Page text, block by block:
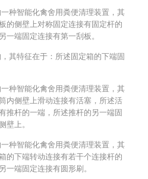
种智能化禽舍用粪便清理装置，其
的侧壁上对称固定连接有固定杆的
一端固定连接有第一刮板。
其特征在于：所述固定箱的下端固
种智能化禽舍用粪便清理装置，其
内侧壁上滑动连接有活塞，所述活
推杆的一端，所述推杆的另一端固
壁上。
种智能化禽舍用粪便清理装置，其
的下端转动连接有若干个连接杆的
一端固定连接有圆形刷。